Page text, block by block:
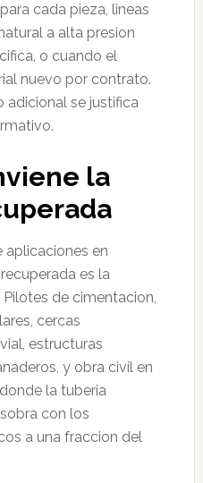
cada pieza, lineas
a alta presion
o cuando el
nuevo por contrato.
adicional se justifica
la
aplicaciones en
es la
de cimentacion,
cercas
estructuras
y obra civil en
la tuberia
con los
a una fraccion del